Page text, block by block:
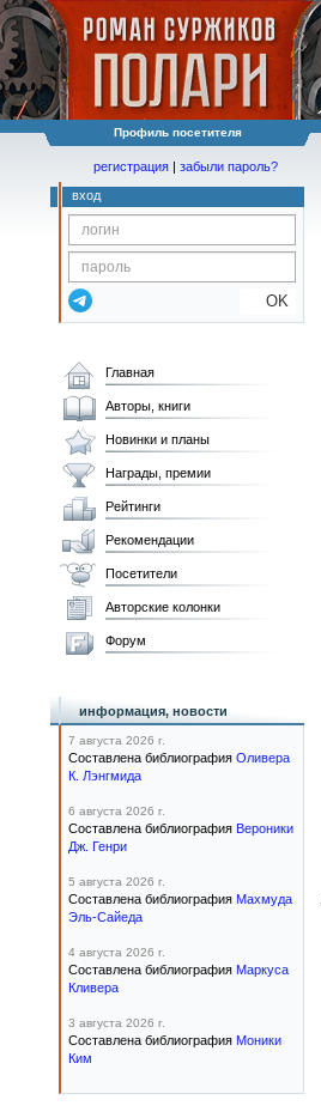
Профиль посетителя
регистрация | забыли пароль?
вход
OK
Главная
Авторы, книги
Новинки и планы
Награды, премии
Рейтинги
Рекомендации
Посетители
Авторские колонки
Форум
информация, новости
7 августа 2026 г.
Составлена библиография Оливера
К. Лэнгмида
6 августа 2026 г.
Составлена библиография Вероники
Дж. Генри
5 августа 2026 г.
Составлена библиография Махмуда
Эль-Сайеда
4 августа 2026 г.
Составлена библиография Маркуса
Кливера
3 августа 2026 г.
Составлена библиография Моники
Ким